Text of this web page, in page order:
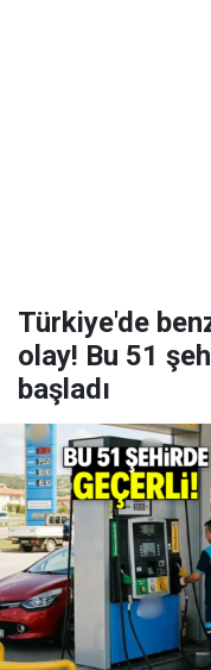
Türkiye'de
olay! Bu 51
başladı